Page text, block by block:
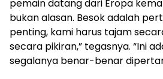
pemain datang dari Eropa
bukan alasan. Besok adalah
penting, kami harus tajam
secara pikiran,” tegasnya. “Ini
segalanya benar-benar